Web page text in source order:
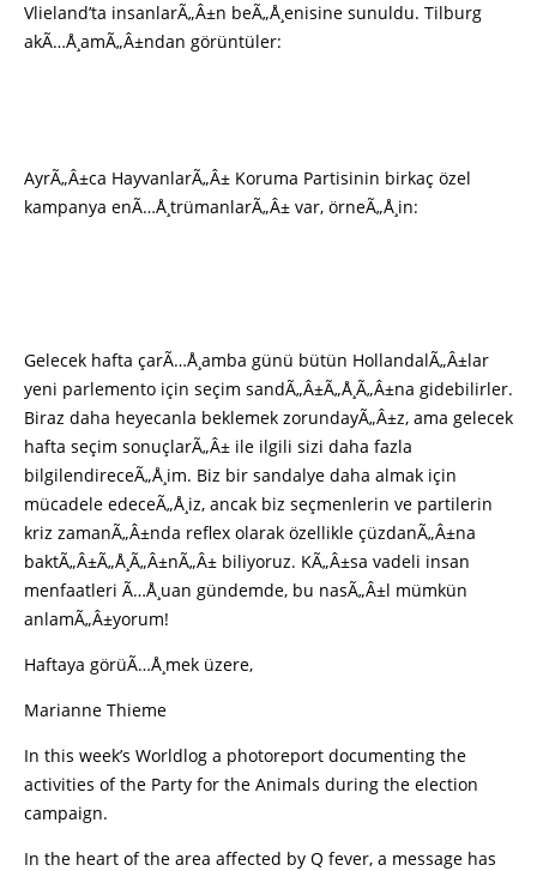
Vlieland’ta insanlarÃ„Â±n beÃ„Å¸enisine sunuldu. Tilburg
akÃ…Å¸amÃ„Â±ndan görüntüler:
AyrÃ„Â±ca HayvanlarÃ„Â± Koruma Partisinin birkaç özel
kampanya enÃ…Å¸trümanlarÃ„Â± var, örneÃ„Å¸in:
Gelecek hafta çarÃ…Å¸amba günü bütün HollandalÃ„Â±lar
yeni parlemento için seçim sandÃ„Â±Ã„Å¸Ã„Â±na gidebilirler.
Biraz daha heyecanla beklemek zorundayÃ„Â±z, ama gelecek
hafta seçim sonuçlarÃ„Â± ile ilgili sizi daha fazla
bilgilendireceÃ„Å¸im. Biz bir sandalye daha almak için
mücadele edeceÃ„Å¸iz, ancak biz seçmenlerin ve partilerin
kriz zamanÃ„Â±nda reflex olarak özellikle çüzdanÃ„Â±na
baktÃ„Â±Ã„Å¸Ã„Â±nÃ„Â± biliyoruz. KÃ„Â±sa vadeli insan
menfaatleri Ã…Å¸uan gündemde, bu nasÃ„Â±l mümkün
anlamÃ„Â±yorum!
Haftaya görüÃ…Å¸mek üzere,
Marianne Thieme
In this week’s Worldlog a photoreport documenting the
activities of the Party for the Animals during the election
campaign.
In the heart of the area affected by Q fever, a message has